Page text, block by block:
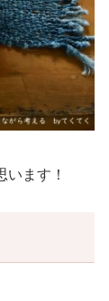
ます！